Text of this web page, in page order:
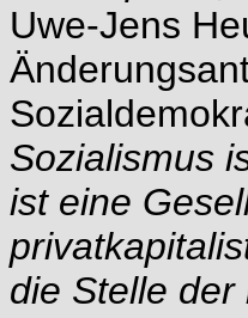
Uwe-Jens
Sozialismus
ist eine
die Stelle